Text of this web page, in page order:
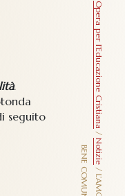
Opera per l’Educazione Cristiana
/
Notizie
/
B
E
.
seguito